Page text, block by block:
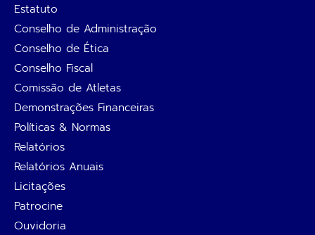
Estatuto
Conselho de Administração
Conselho de Ética
Conselho Fiscal
Comissão de Atletas
Demonstrações Financeiras
Políticas & Normas
Relatórios
Relatórios Anuais
Licitações
Patrocine
Ouvidoria